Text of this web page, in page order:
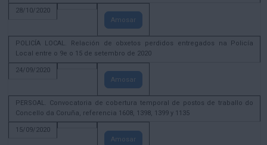
28/10/2020
Amosar
POLICÍA LOCAL. Relación de obxetos perdidos entregados na Policía
Local entre o 9e o 15 de setembro de 2020
24/09/2020
Amosar
PERSOAL. Convocatoria de cobertura temporal de postos de traballo do
Concello da Coruña, referencia 1608, 1398, 1399 y 1135
15/09/2020
Amosar